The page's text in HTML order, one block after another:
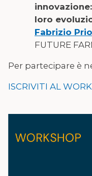
loro
Fabrizio
FUTURE
Per partecipare è
ISCRIVITI AL